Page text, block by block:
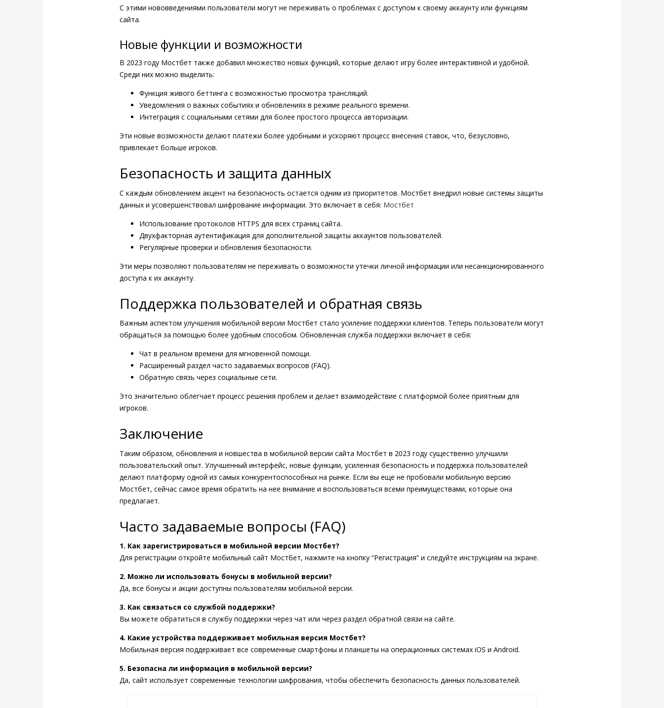
С этими нововведениями пользователи могут не переживать о проблемах с доступом к своему аккаунту или функциям
сайта.
Новые функции и возможности
В 2023 году Мостбет также добавил множество новых функций, которые делают игру более интерактивной и удобной.
Среди них можно выделить:
Функция живого беттинга с возможностью просмотра трансляций.
Уведомления о важных событиях и обновлениях в режиме реального времени.
Интеграция с социальными сетями для более простого процесса авторизации.
Эти новые возможности делают платежи более удобными и ускоряют процесс внесения ставок, что, безусловно,
привлекает больше игроков.
Безопасность и защита данных
С каждым обновлением акцент на безопасность остается одним из приоритетов. Мостбет внедрил новые системы защиты
данных и усовершенствовал шифрование информации. Это включает в себя: Мостбет
Использование протоколов HTTPS для всех страниц сайта.
Двухфакторная аутентификация для дополнительной защиты аккаунтов пользователей.
Регулярные проверки и обновления безопасности.
Эти меры позволяют пользователям не переживать о возможности утечки личной информации или несанкционированного
доступа к их аккаунту.
Поддержка пользователей и обратная связь
Важным аспектом улучшения мобильной версии Мостбет стало усиление поддержки клиентов. Теперь пользователи могут
обращаться за помощью более удобным способом. Обновленная служба поддержки включает в себя:
Чат в реальном времени для мгновенной помощи.
Расширенный раздел часто задаваемых вопросов (FAQ).
Обратную связь через социальные сети.
Это значительно облегчает процесс решения проблем и делает взаимодействие с платформой более приятным для
игроков.
Заключение
Таким образом, обновления и новшества в мобильной версии сайта Мостбет в 2023 году существенно улучшили
пользовательский опыт. Улучшенный интерфейс, новые функции, усиленная безопасность и поддержка пользователей
делают платформу одной из самых конкурентоспособных на рынке. Если вы еще не пробовали мобильную версию
Мостбет, сейчас самое время обратить на нее внимание и воспользоваться всеми преимуществами, которые она
предлагает.
Часто задаваемые вопросы (FAQ)
1. Как зарегистрироваться в мобильной версии Мостбет?
Для регистрации откройте мобильный сайт Мостбет, нажмите на кнопку “Регистрация” и следуйте инструкциям на экране.
2. Можно ли использовать бонусы в мобильной версии?
Да, все бонусы и акции доступны пользователям мобильной версии.
3. Как связаться со службой поддержки?
Вы можете обратиться в службу поддержки через чат или через раздел обратной связи на сайте.
4. Какие устройства поддерживает мобильная версия Мостбет?
Мобильная версия поддерживает все современные смартфоны и планшеты на операционных системах iOS и Android.
5. Безопасна ли информация в мобильной версии?
Да, сайт использует современные технологии шифрования, чтобы обеспечить безопасность данных пользователей.